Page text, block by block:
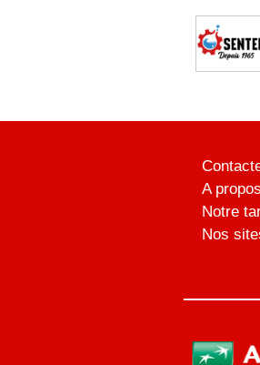
A propos
Notre
Nos